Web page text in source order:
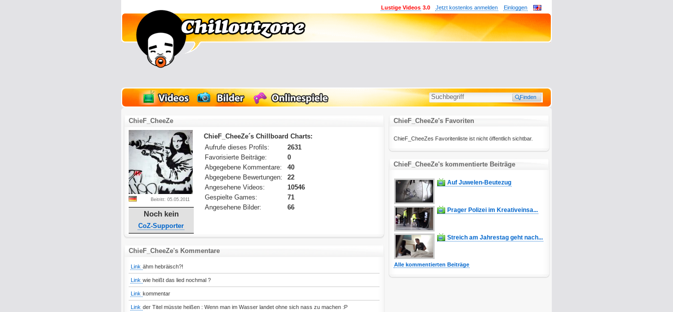
Einloggen
Jetzt kostenlos anmelden
Lustige Videos 3.0
ChieF_CheeZe
Beitritt: 05.05.2011
Noch kein
CoZ-Supporter
ChieF_CheeZe´s Chillboard Charts:
Aufrufe dieses Profils:
2631
Favorisierte Beiträge:
0
Abgegebene Kommentare:
40
Abgegebene Bewertungen:
22
Angesehene Videos:
10546
Gespielte Games:
71
Angesehene Bilder:
66
ChieF_CheeZe's Kommentare
Link ähm hebräisch?!
Link wie heißt das lied nochmal ?
Link kommentar
Link der Titel müsste heißen : Wenn man im Wasser landet ohne sich nass zu machen :P
ChieF_CheeZe's Favoriten
ChieF_CheeZes Favoritenliste ist nicht öffentlich sichtbar.
ChieF_CheeZe's kommentierte Beiträge
Auf Juwelen-Beutezug
Prager Polizei im Kreativeinsa...
Streich am Jahrestag geht nach...
Alle kommentierten Beiträge